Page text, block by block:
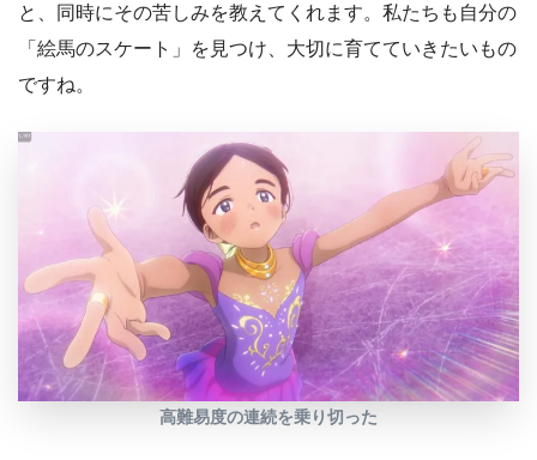
と、同時にその苦しみを教えてくれます。私たちも自分の
「絵馬のスケート」を見つけ、大切に育てていきたいもの
ですね。
高難易度の連続を乗り切った